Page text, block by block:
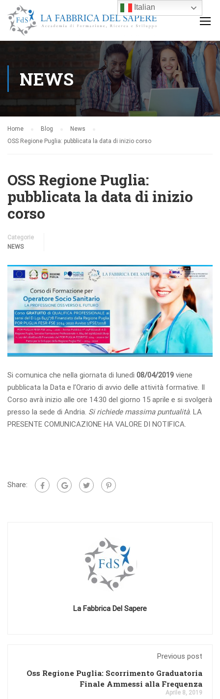
NEWS
Home Blog
News
OSS Regione Puglia: pubblicata la data di inizio corso
OSS Regione Puglia:
pubblicata la data di inizio
corso
Categorie
NEWS
Si comunica che nella giornata di lunedì 08/04/2019 viene
pubblicata la Data e l’Orario di avvio delle attività formative. Il
Corso avrà inizio alle ore 14:30 del giorno 15 aprile e si svolgerà
presso la sede di Andria. Si richiede massima puntualità. LA
PRESENTE COMUNICAZIONE HA VALORE DI NOTIFICA.
Share:
La Fabbrica Del Sapere
Previous post
Oss Regione Puglia: Scorrimento Graduatoria
Finale Ammessi alla Frequenza
Aprile 8, 2019
Italian